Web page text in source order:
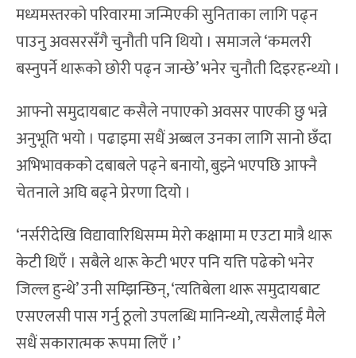
मध्यमस्तरको परिवारमा जन्मिएकी सुनिताका लागि पढ्न
पाउनु अवसरसँगै चुनौती पनि थियो । समाजले ‘कमलरी
बस्नुपर्ने थारूको छोरी पढ्न जान्छे’ भनेर चुनौती दिइरहन्थ्यो ।
आफ्नो समुदायबाट कसैले नपाएको अवसर पाएकी छु भन्ने
अनुभूति भयो । पढाइमा सधैं अब्बल उनका लागि सानो छँदा
अभिभावकको दबाबले पढ्ने बनायो, बुझ्ने भएपछि आफ्नै
चेतनाले अघि बढ्ने प्रेरणा दियो ।
‘नर्सरीदेखि विद्यावारिधिसम्म मेरो कक्षामा म एउटा मात्रै थारू
केटी थिएँ । सबैले थारू केटी भएर पनि यत्ति पढेको भनेर
जिल्ल हुन्थे’ उनी सम्झिन्छिन्, ‘त्यतिबेला थारू समुदायबाट
एसएलसी पास गर्नु ठूलो उपलब्धि मानिन्थ्यो, त्यसैलाई मैले
सधैं सकारात्मक रूपमा लिएँ ।’